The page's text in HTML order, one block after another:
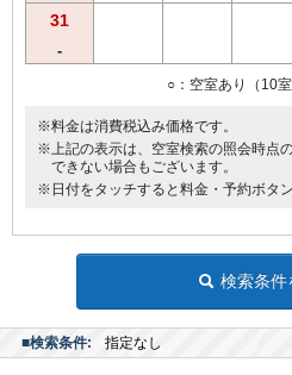
31
-
○：空室あり（10
※料金は消費税込み価格です。
※上記の表示は、空室検索の照会時点
できない場合もございます。
※日付をタッチすると料金・予約ボタ
検索条件
■検索条件: 指定なし